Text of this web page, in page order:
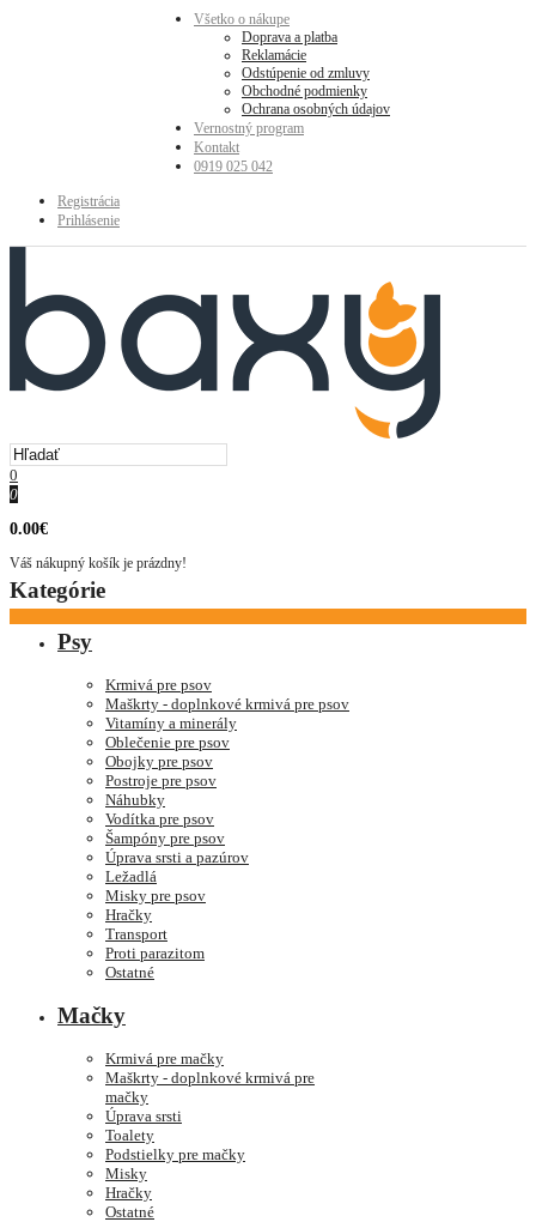
Všetko o nákupe
Doprava a platba
Reklamácie
Odstúpenie od zmluvy
Obchodné podmienky
Ochrana osobných údajov
Vernostný program
Kontakt
0919 025 042
Registrácia
Prihlásenie
0
0
0.00€
Váš nákupný košík je prázdny!
Kategórie
Psy
Krmivá pre psov
Maškrty - doplnkové krmivá pre psov
Vitamíny a minerály
Oblečenie pre psov
Obojky pre psov
Postroje pre psov
Náhubky
Vodítka pre psov
Šampóny pre psov
Úprava srsti a pazúrov
Ležadlá
Misky pre psov
Hračky
Transport
Proti parazitom
Ostatné
Mačky
Krmivá pre mačky
Maškrty - doplnkové krmivá pre
mačky
Úprava srsti
Toalety
Podstielky pre mačky
Misky
Hračky
Ostatné